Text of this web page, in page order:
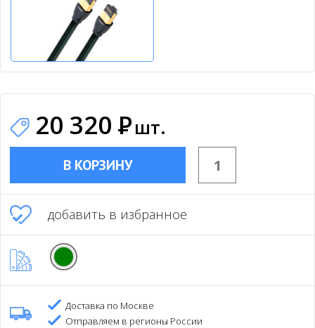
20 320 Ршт.
В КОРЗИНУ
добавить в избранное
Доставка по Москве
Отправляем в регионы России